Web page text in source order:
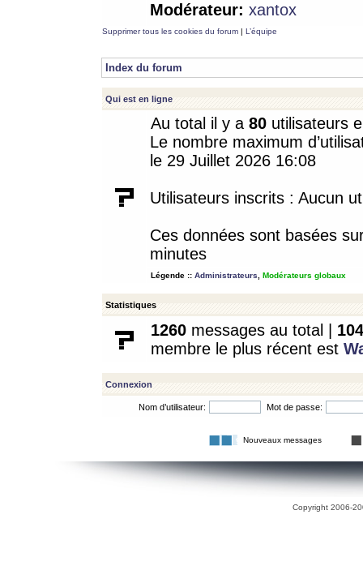
Modérateur: xantox
Supprimer tous les cookies du forum | L’équipe
Index du forum
Qui est en ligne
Au total il y a 80 utilisateurs
Le nombre maximum
le 29 Juillet 2026 16:08
Utilisateurs inscrits : Aucun
Ces données sont basées
minutes
Légende :: Administrateurs Modérateurs globaux
Statistiques
1260 messages au total | 104
membre le plus récent est
Connexion
Nom d’utilisateur: Mot de passe:
Nouveaux messages
Copyright 2006-